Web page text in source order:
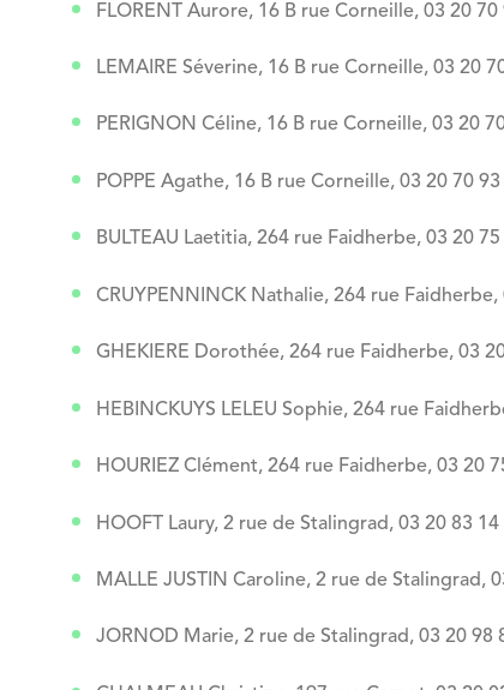
FLORENT Aurore, 16 B rue Corneille, 03 20
LEMAIRE Séverine, 16 B rue Corneille, 03 20
PERIGNON Céline, 16 B rue Corneille, 03 20
POPPE Agathe, 16 B rue Corneille, 03 20 70
BULTEAU Laetitia, 264 rue Faidherbe, 03 20
CRUYPENNINCK Nathalie, 264 rue
GHEKIERE Dorothée, 264 rue Faidherbe, 03
HEBINCKUYS LELEU Sophie, 264 rue
HOURIEZ Clément, 264 rue Faidherbe, 03 20
HOOFT Laury, 2 rue de Stalingrad, 03 20 83
MALLE JUSTIN Caroline, 2 rue de Stalingrad,
JORNOD Marie, 2 rue de Stalingrad, 03 20 98